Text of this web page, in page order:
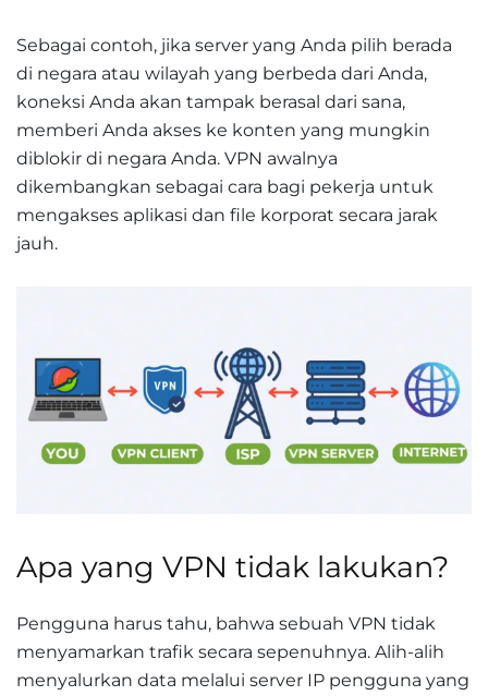
Sebagai contoh, jika server yang Anda pilih berada
di negara atau wilayah yang berbeda dari Anda,
koneksi Anda akan tampak berasal dari sana,
memberi Anda akses ke konten yang mungkin
diblokir di negara Anda. VPN awalnya
dikembangkan sebagai cara bagi pekerja untuk
mengakses aplikasi dan file korporat secara jarak
jauh.
Apa yang VPN tidak lakukan?
Pengguna harus tahu, bahwa sebuah VPN tidak
menyamarkan trafik secara sepenuhnya. Alih-alih
menyalurkan data melalui server IP pengguna yang